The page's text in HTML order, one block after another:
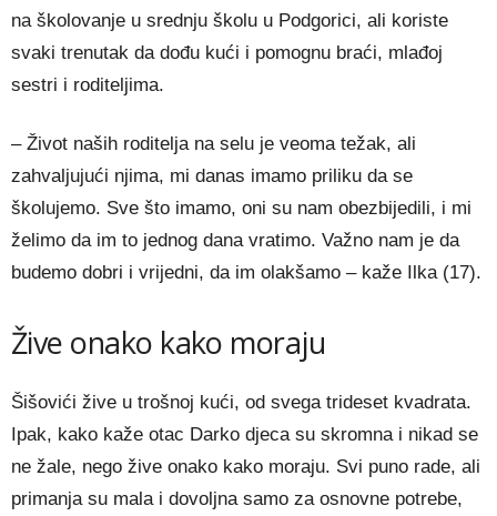
na školovanje u srednju školu u Podgorici, ali koriste
svaki trenutak da dođu kući i pomognu braći, mlađoj
sestri i roditeljima.
– Život naših roditelja na selu je veoma težak, ali
zahvaljujući njima, mi danas imamo priliku da se
školujemo. Sve što imamo, oni su nam obezbijedili, i mi
želimo da im to jednog dana vratimo. Važno nam je da
budemo dobri i vrijedni, da im olakšamo – kaže Ilka (17).
Žive onako kako moraju
Šišovići žive u trošnoj kući, od svega trideset kvadrata.
Ipak, kako kaže otac Darko djeca su skromna i nikad se
ne žale, nego žive onako kako moraju. Svi puno rade, ali
primanja su mala i dovoljna samo za osnovne potrebe,